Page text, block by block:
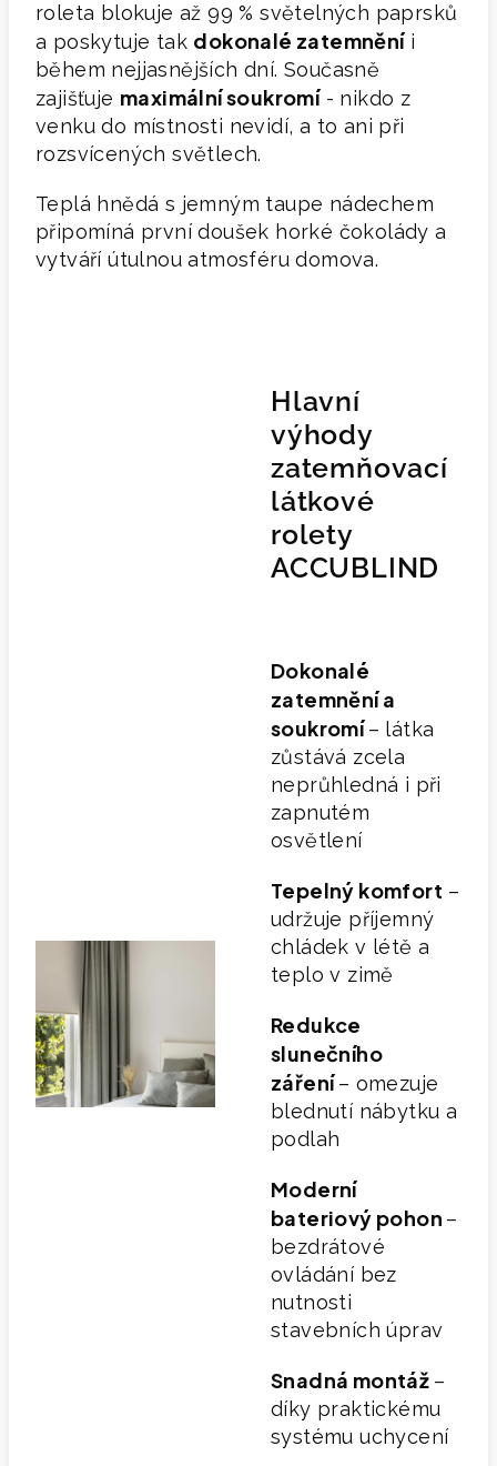
roleta blokuje až 99 % světelných paprsků
a poskytuje tak dokonalé zatemněníi
během nejjasnějších dní. Současně
zajišťuje maximální soukromí- nikdo z
venku do místnosti nevidí, a to ani při
rozsvícených světlech.
Teplá hnědá s jemným taupe nádechem
připomíná první doušek horké čokolády a
vytváří útulnou atmosféru domova.
Hlavní
výhody
zatemňovací
látkové
rolety
ACCUBLIND
Dokonalé
zatemnění a
soukromí– látka
zůstává zcela
neprůhledná i při
zapnutém
osvětlení
Tepelný komfort –
udržuje příjemný
chládek v létě a
teplo v zimě
Redukce
slunečního
záření– omezuje
blednutí nábytku a
podlah
Moderní
bateriový pohon –
bezdrátové
ovládání bez
nutnosti
stavebních úprav
Snadná montáž –
díky praktickému
systému uchycení